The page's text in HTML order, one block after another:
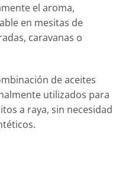
el aroma,
en mesitas de
caravanas o
de aceites
utilizados para
a raya, sin necesidad